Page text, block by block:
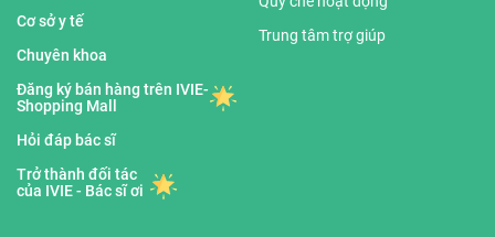
Cơ sở y tế
Chuyên khoa
Đăng ký bán hàng trên IVIE-
Shopping Mall
Hỏi đáp bác sĩ
Trở thành đối tác
của IVIE - Bác sĩ ơi
Trung tâm trợ giúp